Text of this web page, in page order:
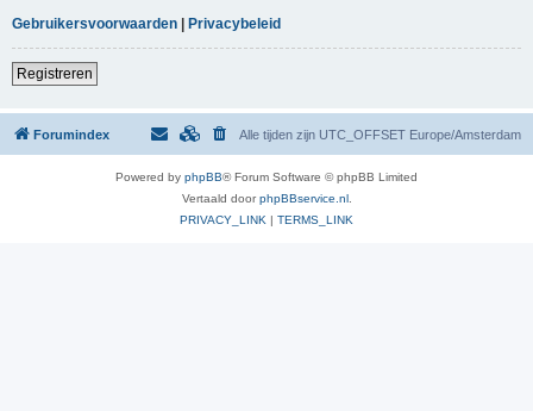
Gebruikersvoorwaarden | Privacybeleid
Registreren
Forumindex Alle tijden zijn UTC_OFFSET Europe/Amsterdam
Powered by phpBB® Forum Software © phpBB Limited
Vertaald doorphpBBservice.nl.
PRIVACY_LINK | TERMS_LINK